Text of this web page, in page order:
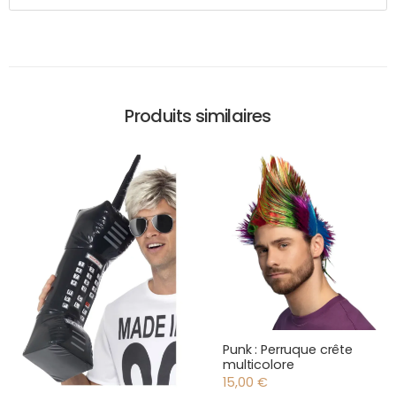
Produits similaires
Punk : Perruque crête
multicolore
15,00 €